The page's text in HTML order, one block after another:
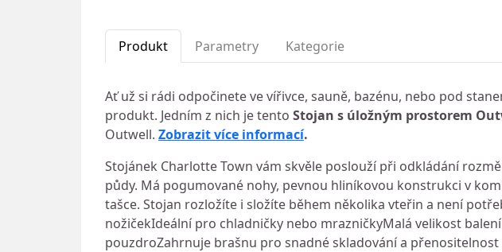
Produkt Parametry Kategorie
Ať už si rádi odpočinete ve vířivce, sauně, bazénu, nebo pod
produkt. Jedním z nich je tento Stojan s úložným prostorem
Outwell. Zobrazit více informací.
Stojánek Charlotte Town vám skvěle poslouží při odkládání
půdy. Má pogumované nohy, pevnou hliníkovou konstrukci v
tašce. Stojan rozložíte i složíte během několika vteřin a není
nožičekIdeální pro chladničky nebo mrazničkyMalá velikost
pouzdroZahrnuje brašnu pro snadné skladování a přenositelnost